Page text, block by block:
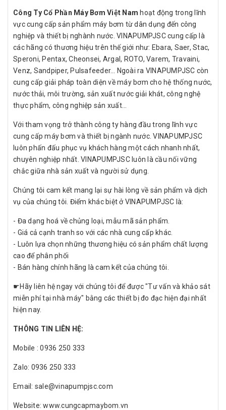
Công Ty Cổ Phần Máy Bơm Việt Namhoạt động trong lĩnh
vực cung cấp sản phẩm máy bơm từ dân dụng đến công
nghiệp và thiết bị nghành nước. VINAPUMPJSC cung cấp là
các hãng có thương hiệu trên thế giới như: Ebara, Saer, Stac,
Speroni, Pentax, Cheonsei, Argal, ROTO, Varem, Travaini,
Venz, Sandpiper, Pulsafeeder… Ngoài ra VINAPUMPJSC còn
cung cấp giải pháp toàn diện về máy bơm cho hệ thống nước,
nước thải, môi trường, sản xuất nước giải khát, công nghệ
thực phẩm, công nghiệp sản xuất…
Với tham vọng trở thành công ty hàng đầu trong lĩnh vực
cung cấp máy bơm và thiết bị ngành nước. VINAPUMPJSC
luôn phấn đấu phục vụ khách hàng một cách nhanh nhất,
chuyên nghiệp nhất. VINAPUMPJSC luôn là cầu nối vững
chắc giữa nhà sản xuất và người sử dụng.
Chúng tôi cam kết mang lại sự hài lòng về sản phẩm và dịch
vụ của chúng tôi. Điểm khác biệt ở VINAPUMPJSC là:
- Đa dạng hoá về chủng loại, mẫu mã sản phẩm.
- Giá cả cạnh tranh so với các nhà cung cấp khác.
- Luôn lựa chọn những thương hiệu có sản phẩm chất lượng
cao để phân phối
- Bán hàng chính hãng là cam kết của chúng tôi.
☛Hãy liên hệ ngay với chúng tôi để được "Tư vấn và khảo sát
miễn phí tại nhà máy" bằng các thiết bị đo đạc hiện đại nhất
hiện nay.
THÔNG TIN LIÊN HỆ:
Mobile : 0936 250 333
Zalo: 0936 250 333
Email: sale@vinapumpjsc.com
Website: www.cungcapmaybom.vn